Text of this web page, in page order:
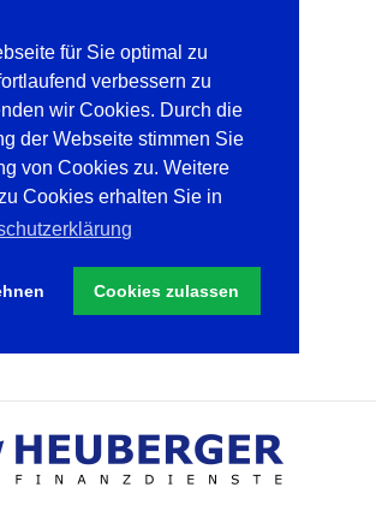
für Sie optimal zu
verbessern zu
wir Cookies. Durch die
der Webseite stimmen Sie
von Cookies zu. Weitere
Cookies erhalten Sie in
Cookies zulassen